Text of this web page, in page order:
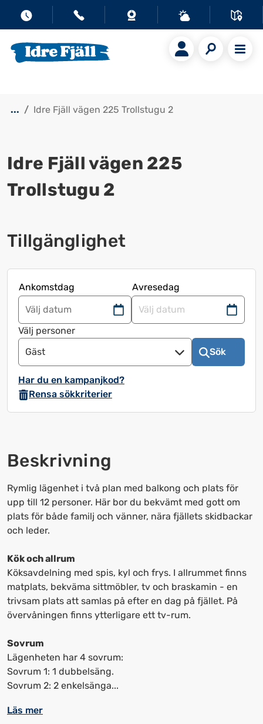
... Idre Fjäll vägen 225 Trollstugu 2
Idre Fjäll vägen 225
Trollstugu 2
Tillgänglighet
Ankomstdag
Avresedag
Navigera
framåt
för
att
kalendern
och
välja
Tryck
på
frågetecknet
för
att
få
kortkommandon
för
att
ändra
datum
Navigera
välja
frågetecknet
för
att
för
att
ändra
datum.
Välj personer
Gäst
Sök
Har du en kampanjkod?
Rensa sökkriterier
Beskrivning
Rymlig lägenhet i två plan med balkong och plats för
upp till 12 personer. Här bor du bekvämt med gott om
plats för både familj och vänner, nära fjällets skidbackar
och leder.
Kök och allrum
Köksavdelning med spis, kyl och frys. I allrummet finns
matplats, bekväma sittmöbler, tv och braskamin - en
trivsam plats att samlas på efter en dag på fjället. På
övervåningen finns ytterligare ett tv-rum.
Sovrum
Lägenheten har 4 sovrum:
Sovrum 1: 1 dubbelsäng.
Sovrum 2: 2 enkelsänga...
Läs mer